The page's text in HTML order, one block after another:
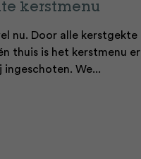
kerstmenu
nu. Door alle kerstgekte
thuis is het kerstmenu er
ingeschoten. We...